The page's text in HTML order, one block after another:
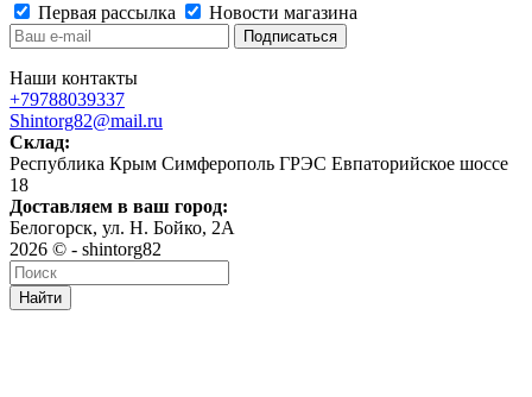
Первая рассылка
Новости магазина
Наши контакты
+79788039337
Shintorg82@mail.ru
Склад:
Республика Крым Симферополь ГРЭС Евпаторийское шоссе
18
Доставляем в ваш город:
Белогорск, ул. Н. Бойко, 2А
2026 © - shintorg82
Найти